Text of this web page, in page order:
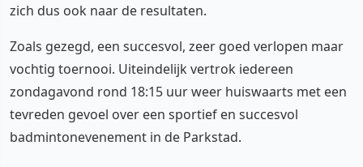
zich dus ook naar de resultaten.
Zoals gezegd, een succesvol, zeer goed verlopen maar
vochtig toernooi. Uiteindelijk vertrok iedereen
zondagavond rond 18:15 uur weer huiswaarts met een
tevreden gevoel over een sportief en succesvol
badmintonevenement in de Parkstad.